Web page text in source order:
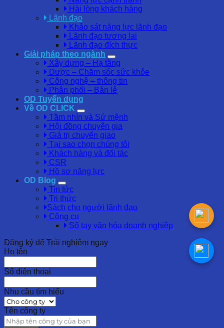
Hài lòng khách hàng
Lãnh đạo
Khảo sát năng lực lãnh đạo
Lãnh đạo tương lai
Lãnh đạo đích thực
Giải pháp theo ngành
Xây dựng – Hạ tầng
Dược – Chăm sóc sức khỏe
Công nghệ – thông tin
Phân phối – Bán lẻ
OD Tuyển dụng
Về OD CLICK
Tầm nhìn và Sứ mệnh
Hội đồng chuyên gia
Giá trị chuyển giao
Tại sao chọn chúng tôi
Khách hàng và đối tác
CSR
Hồ sơ năng lực
OD Blog
Tin tức
Tri thức
Sách cho người lãnh đạo
Công cụ
Sổ tay văn hóa doanh nghiệp
Đăng ký để Trải nghiệm ngay
Họ tên
Số điện thoại
Nhu cầu tìm hiểu
Tên công ty